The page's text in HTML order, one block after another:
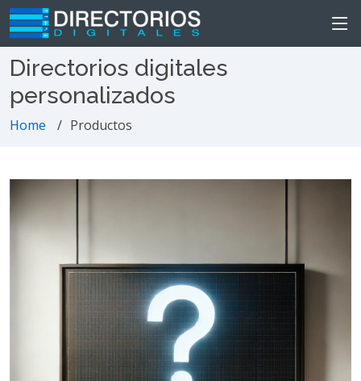
Directorios digitales
personalizados
Home Productos